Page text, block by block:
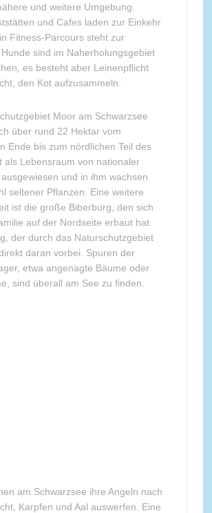
und weitere Umgebung.
und Cafes laden zur Einkehr
Fitness-Parcours steht zur
sind im Naherholungsgebiet
es besteht aber Leinenpflicht
den Kot aufzusammeln.
Moor am Schwarzsee
über rund 22 Hektar vom
Ende bis zum nördlichen Teil des
als Lebensraum von nationaler
und in ihm wachsen
seltener Pflanzen. Eine weitere
ist die große Biberburg, den sich
auf der Nordseite erbaut hat.
der durch das Naturschutzgebiet
daran vorbei. Spuren der
etwa angenagte Bäume oder
sind überall am See zu finden.
am Schwarzsee ihre Angeln nach
Karpfen und Aal auswerfen. Eine